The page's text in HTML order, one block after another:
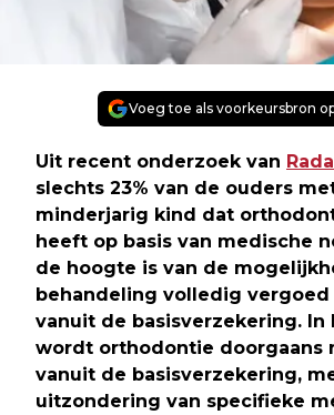
Voeg toe als voorkeursbron
Uit recent onderzoek van
slechts 23% van de ouders
minderjarig kind dat
heeft op basis van medische
de hoogte is van de
behandeling volledig vergoed
vanuit de basisverzekering. In
wordt orthodontie doorgaans
vanuit de basisverzekering,
uitzondering van specifieke